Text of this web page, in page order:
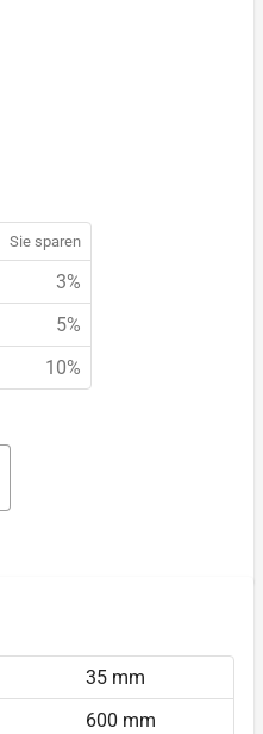
Sie sparen
3%
5%
10%
35 mm
600 mm